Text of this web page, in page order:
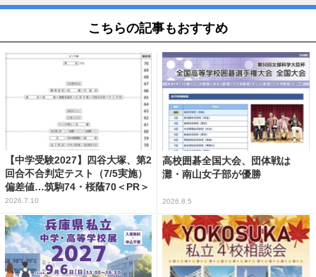
こちらの記事もおすすめ
【中学受験2027】四谷大塚、第2
回合不合判定テスト（7/5実施）
偏差値…筑駒74・桜蔭70＜PR＞
2026.7.10
高校囲碁全国大会、団体戦は
灘・南山女子部が優勝
2026.8.5